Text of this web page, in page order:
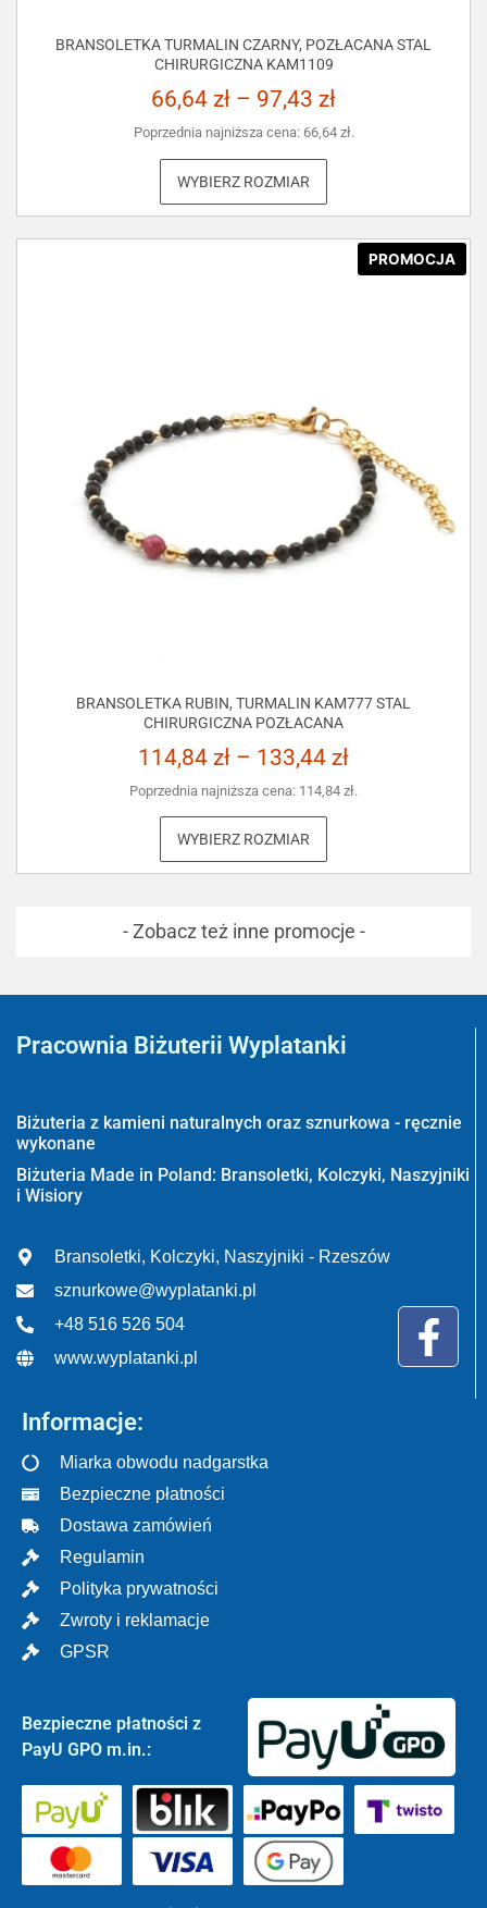
BRANSOLETKA TURMALIN CZARNY, POZŁACANA STAL
CHIRURGICZNA KAM1109
66,64 zł – 97,43 zł
Poprzednia najniższa cena: 66,64 zł.
WYBIERZ ROZMIAR
PROMOCJA
BRANSOLETKA RUBIN, TURMALIN KAM777 STAL
CHIRURGICZNA POZŁACANA
114,84 zł – 133,44 zł
Poprzednia najniższa cena: 114,84 zł.
WYBIERZ ROZMIAR
- Zobacz też inne promocje -
Pracownia Biżuterii Wyplatanki
Biżuteria z kamieni naturalnych oraz sznurkowa - ręcznie
wykonane
Biżuteria Made in Poland: Bransoletki, Kolczyki, Naszyjniki
i Wisiory
Bransoletki, Kolczyki, Naszyjniki - Rzeszów
sznurkowe@wyplatanki.pl
+48 516 526 504
www.wyplatanki.pl
Informacje:
Miarka obwodu nadgarstka
Bezpieczne płatności
Dostawa zamówień
Regulamin
Polityka prywatności
Zwroty i reklamacje
GPSR
Bezpieczne płatności z
PayU GPO m.in.: